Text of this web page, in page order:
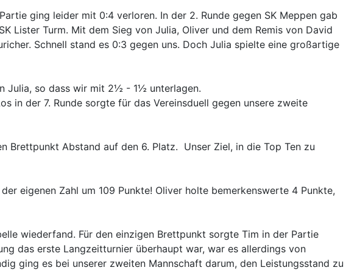
ging leider mit 0:4 verloren. In der 2. Runde gegen SK Meppen gab
Lister Turm. Mit dem Sieg von Julia, Oliver und dem Remis von David
Schnell stand es 0:3 gegen uns. Doch Julia spielte eine großartige
Julia, so dass wir mit 2½ - 1½ unterlagen.
in der 7. Runde sorgte für das Vereinsduell gegen unsere zweite
Brettpunkt Abstand auf den 6. Platz. Unser Ziel, in die Top Ten zu
eigenen Zahl um 109 Punkte! Oliver holte bemerkenswerte 4 Punkte,
wiederfand. Für den einzigen Brettpunkt sorgte Tim in der Partie
das erste Langzeitturnier überhaupt war, war es allerdings von
ging es bei unserer zweiten Mannschaft darum, den Leistungsstand zu